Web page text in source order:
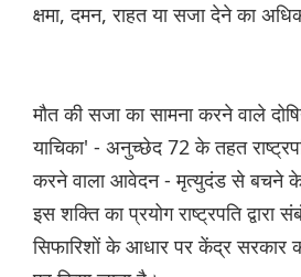
क्षमा, दमन, राहत या सजा देने का
मौत की सजा का सामना करने वाले
याचिका' - अनुच्छेद 72 के तहत
करने वाला आवेदन - मृत्युदंड से बचने के
इस शक्ति का प्रयोग राष्ट्रपति द्वारा
सिफारिशों के आधार पर केंद्र सरकार